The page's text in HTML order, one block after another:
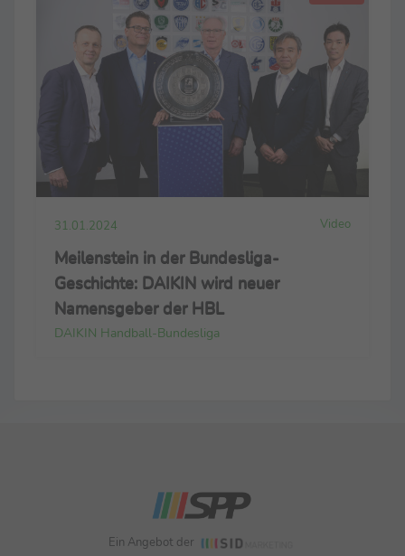
31.01.2024 Video
Meilenstein in der Bundesliga-
Geschichte: DAIKIN wird neuer
Namensgeber der HBL
DAIKIN Handball-Bundesliga
Ein Angebot der